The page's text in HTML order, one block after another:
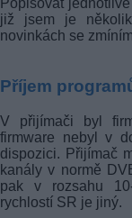
již jsem je
novinkách se
Příjem
V přijímači byl
firmware nebyl v
dispozici. Přijímač
kanály v normě
pak v rozsahu
rychlostí SR je jiný.